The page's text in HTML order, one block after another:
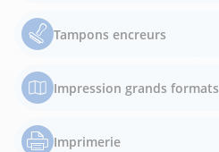
Tampons encreurs
Impression grands formats
Imprimerie